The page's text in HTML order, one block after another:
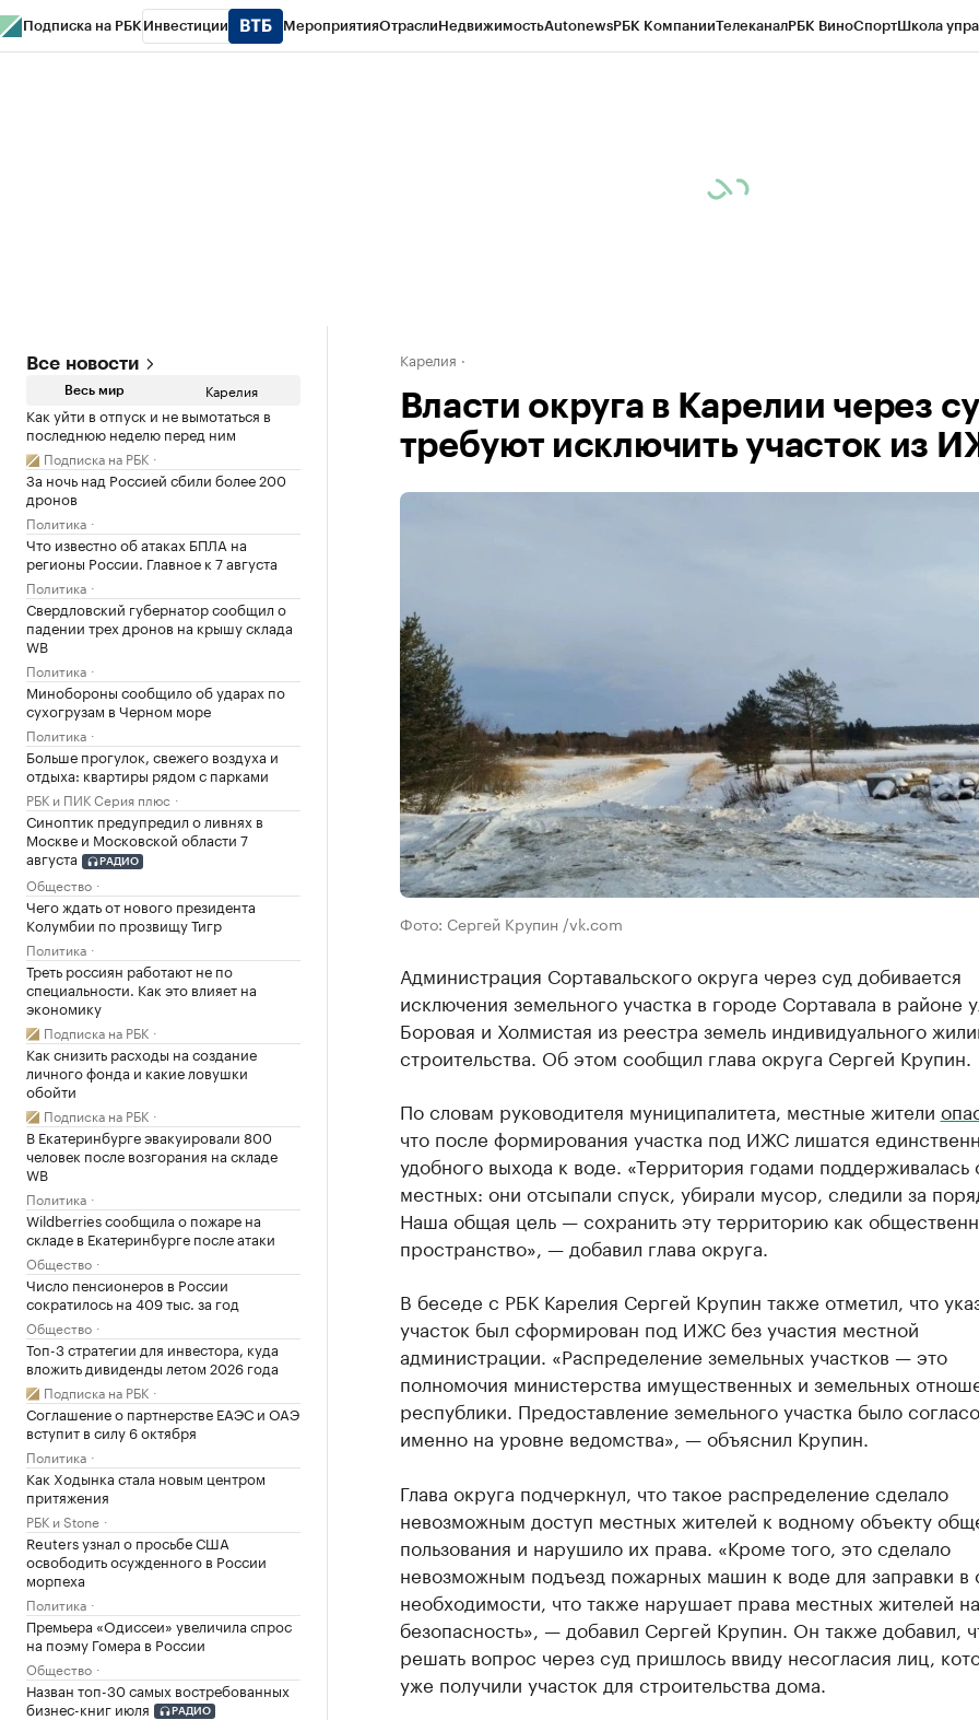
Подписка на РБК Инвестиции МероприятияОтраслиНедвижимостьAutonewsРБК КомпанииТелеканалРБК ВиноСпортШкола
Все новости
Весь мир Карелия
Как уйти в отпуск и не вымотаться в
последнюю неделю перед ним
Подписка на РБК
За ночь над Россией сбили более 200
дронов
Политика
Что известно об атаках БПЛА на
регионы России. Главное к 7 августа
Политика
Свердловский губернатор сообщил о
падении трех дронов на крышу склада
WB
Политика
Минобороны сообщило об ударах по
сухогрузам в Черном море
Политика
Больше прогулок, свежего воздуха и
отдыха: квартиры рядом с парками
РБК и ПИК Серия плюс
Синоптик предупредил о ливнях в
Москве и Московской области 7
августа
РАДИО
Общество
Чего ждать от нового президента
Колумбии по прозвищу Тигр
Политика
Треть россиян работают не по
специальности. Как это влияет на
экономику
Подписка на РБК
Как снизить расходы на создание
личного фонда и какие ловушки
обойти
Подписка на РБК
В Екатеринбурге эвакуировали 800
человек после возгорания на складе
WB
Политика
Wildberries сообщила о пожаре на
складе в Екатеринбурге после атаки
Общество
Число пенсионеров в России
сократилось на 409 тыс. за год
Общество
Топ-3 стратегии для инвестора, куда
вложить дивиденды летом 2026 года
Подписка на РБК
Соглашение о партнерстве ЕАЭС и ОАЭ
вступит в силу 6 октября
Политика
Как Ходынка стала новым центром
притяжения
РБК и Stone
Reuters узнал о просьбе США
освободить осужденного в России
морпеха
Политика
Премьера «Одиссеи» увеличила спрос
на поэму Гомера в России
Общество
Назван топ-30 самых востребованных
бизнес-книг июля
РАДИО
Карелия
Власти округа в Карелии через
требуют исключить участок из
Фото: Сергей Крупин /vk.com
Администрация Сортавальского округа через суд добивается
исключения земельного участка в городе Сортавала в районе
Боровая и Холмистая из реестра земель индивидуального
строительства. Об этом сообщил глава округа Сергей Крупин.
По словам руководителя муниципалитета, местные жители
что после формирования участка под ИЖС лишатся
удобного выхода к воде. «Территория годами поддерживалась
местных: они отсыпали спуск, убирали мусор, следили за
Наша общая цель — сохранить эту территорию как
пространство», — добавил глава округа.
В беседе с РБК Карелия Сергей Крупин также отметил, что
участок был сформирован под ИЖС без участия местной
администрации. «Распределение земельных участков — это
полномочия министерства имущественных и земельных
республики. Предоставление земельного участка было
именно на уровне ведомства», — объяснил Крупин.
Глава округа подчеркнул, что такое распределение сделало
невозможным доступ местных жителей к водному объекту
пользования и нарушило их права. «Кроме того, это сделало
невозможным подъезд пожарных машин к воде для заправки в
необходимости, что также нарушает права местных жителей на
безопасность», — добавил Сергей Крупин. Он также добавил,
решать вопрос через суд пришлось ввиду несогласия лиц,
уже получили участок для строительства дома.